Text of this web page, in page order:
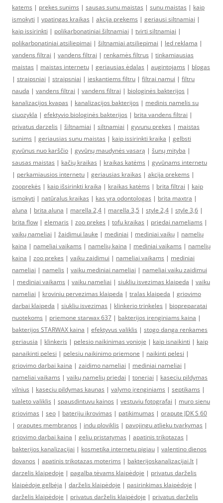
katems | prekes sunims | sausas sunu maistas | sunu maistas | kaip
ismokyti | ypatingas kraikas | akcija prekems | geriausi siltnamiai |
kaip issirinkti | polikarbonatiniai šiltnamiai | tvirti siltnamiai |
polikarbonatiniai atsiliepimai | šiltnamiai atsiliepimai | led reklama |
vandens filtrai | vandens filtrai | renkamės filtrus | tinkamiausias
maistas | maistas internetu | geriausias ėdalas | augintojams | blogas
| straipsniai | straipsniai | ieskantiems filtru | filtrai namui | filtru
nauda | vandens filtrai | vandens filtrai | biologinės bakterijos |
kanalizacijos kvapas | kanalizacijos bakterijos | medinis namelis su
ciuozykla | efektyvio biologinės bakterijos | brita vandens filtrai |
privatus darzelis | šiltnamiai | siltnamiai | gyvunu prekes | maistas
sunims | geriausias sunu maistas | kaip issirinkti kraika | gelbsti
gyvūnus nuo karščio | gyvūnų maudynės vasarą | šunų mityba |
sausas maistas | kačių kraikas | kraikas katėms | gyvūnams internetu
| perkamiausios internetu | geriausias kraikas | akcija prekems |
zooprekės | kaip išsirinkti kraiką | kraikas katėms | brita filtrai | kaip
ismokyti | natūralus kraikas | kas yra odontologas | brita maxtra |
aluna | brita aluna | marella 2,4 | marella 3,5 | style 2,4 | style 3,6 |
brita flow | elemaris | zoo prekes | tofu kraikas | priedai nameliams |
vaikų nameliai | žaidimui lauke | mediniai | mediniai vaikų | namelių
kaina | nameliai vaikams | namelių kaina | mediniai vaikams | namelių
kaina | zoo prekes | vaiku zaidimui | nameliai vaikams | mediniai
nameliai | namelis | vaiku mediniai nameliai | nameliai vaiku zaidimui
| mediniai vaikams | vaiku nameliai | siukliu isvezimas klaipeda | vaiku
nameliai | kroviniu pervezimas klaipeda | tralas klaipeda | griovimo
darbai klaipeda | siukliu isvezimas | klinkerio trinkeles | biopreparatai
nuotekoms | priemone starwax 637 | bakterijos irenginiams kaina |
bakterijos STARWAX kaina | efektyvus valiklis | stogo danga renkames
geriausia | klinkeris | pelesio naikinimas vonioje | kaip isnaikinti | kaip
panaikinti pelesi | pelesiu naikinimo priemone | naikinti pelesi |
griovimo darbai kaina | zaidimo nameliai | mediniai nameliai |
nameliai vaikams | vaikų namelių priedai | toneriai | kaseciu pildymas
vilnius | kaseciu pildymas kaunas | valymo įrenginiams | septikams |
tualeto valiklis | spausdintuvu kainos | vestuviu fotografai | muro sienu
griovimas | seo | bateriju ikrovimas | patikimumas | orapute JDK S 60
| oraputes membranos | indu ploviklis | pavojingu atlieku tvarkymas |
griovimo darbai kaina | geliu pristatymas | apatinis trikotazas |
bakterijos kanalizacijai | kosmetika internetu pigiau | valentino dienos
dovanos | apatinis trikotazas moterims | bakterijoskanalizacijai.lt |
darzelis klaipedoje | pagalba tėvams klaipėdoje | privatus darželis
klaipėdoje gelbėja | darželis klaipėdoje | pasirinkimas klaipėdoje |
darželis klaipėdoje | privatus darželis klaipėdoje | privatus darželis